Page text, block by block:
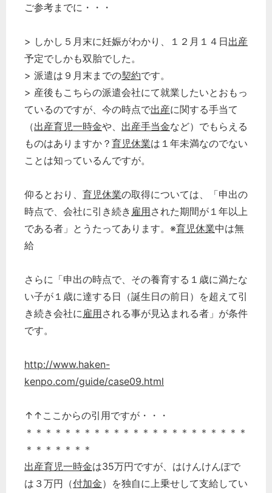
ご参考までに・・・
> しかし５月末に妊娠がわかり、１２月１４日出産
予定でしかも双胎でした。
> 派遣は９月末までの契約です。
> 産後もこちらの派遣会社にて就業したいとおもっ
ているのですが、今の時点で出産に関する手当て
（出産育児一時金や、 出産手当金など）でもらえる
ものはありますか？ 育児休業は１年未満なのでない
ことは知っているんですが。
仰るとおり、 育児休業の取得については、「申出の
時点で、会社に引き続き 雇用された期間が１年以上
である者」とうたってあります。※育児休業中は無
給
さらに「申出の時点で、その養育する１歳に満たな
い子が１歳に達する日（誕生日の前日）を超えて引
き続き会社に雇用される事が見込まれる者」が条件
です。
http://www.haken-
kenpo.com/guide/case09.html
↑↑ここからの引用ですが・・・
＊＊＊＊＊＊＊＊＊＊＊＊＊＊＊＊＊＊＊＊＊＊＊
＊＊＊＊＊＊＊
出産育児一時金は35万円ですが、はけんけんぽで
は３万円（付加金）を独自に上乗せして支給してい